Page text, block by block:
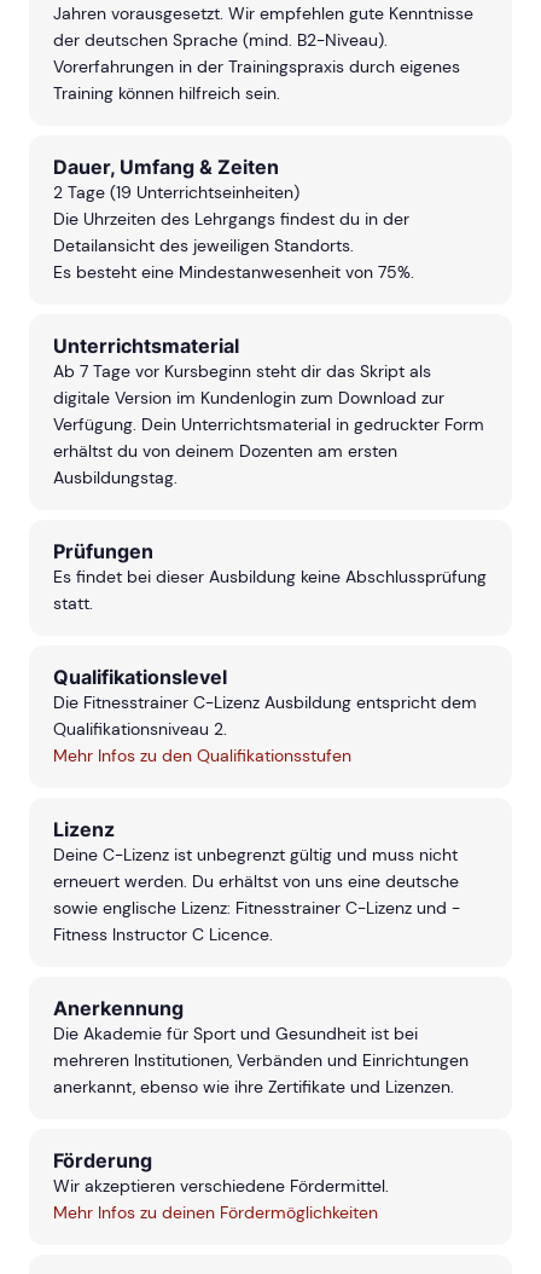
Jahren vorausgesetzt. Wir empfehlen gute Kenntnisse
der deutschen Sprache (mind. B2-Niveau).
Vorerfahrungen in der Trainingspraxis durch eigenes
Training können hilfreich sein.
Dauer, Umfang & Zeiten
2 Tage (19 Unterrichtseinheiten)
Die Uhrzeiten des Lehrgangs findest du in der
Detailansicht des jeweiligen Standorts.
Es besteht eine Mindestanwesenheit von 75%.
Unterrichtsmaterial
Ab 7 Tage vor Kursbeginn steht dir das Skript als
digitale Version im Kundenlogin zum Download zur
Verfügung. Dein Unterrichtsmaterial in gedruckter Form
erhältst du von deinem Dozenten am ersten
Ausbildungstag.
Prüfungen
Es findet bei dieser Ausbildung keine Abschlussprüfung
statt.
Qualifikationslevel
Die Fitnesstrainer C-Lizenz Ausbildung entspricht dem
Qualifikationsniveau 2.
Mehr Infos zu den Qualifikationsstufen
Lizenz
Deine C-Lizenz ist unbegrenzt gültig und muss nicht
erneuert werden. Du erhältst von uns eine deutsche
sowie englische Lizenz: Fitnesstrainer C-Lizenz und -
Fitness Instructor C Licence.
Anerkennung
Die Akademie für Sport und Gesundheit ist bei
mehreren Institutionen, Verbänden und Einrichtungen
anerkannt, ebenso wie ihre Zertifikate und Lizenzen.
Förderung
Wir akzeptieren verschiedene Fördermittel.
Mehr Infos zu deinen Fördermöglichkeiten